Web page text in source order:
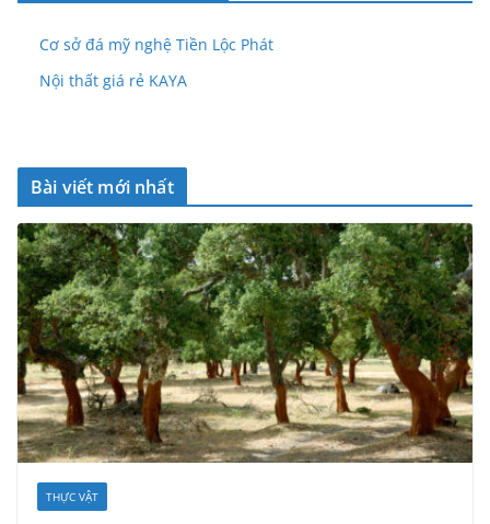
Cơ sở đá mỹ nghệ Tiền Lộc Phát
Nội thất giá rẻ KAYA
Bài viết mới nhất
THỰC VẬT